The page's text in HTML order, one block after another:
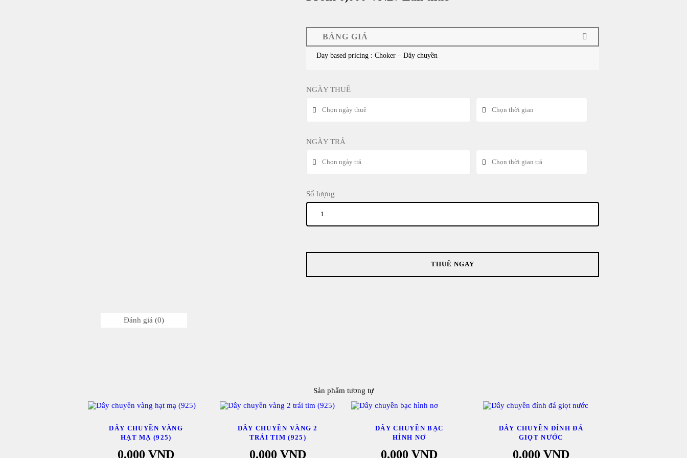
BẢNG GIÁ
Day based pricing : Choker – Dây chuyền
NGÀY THUÊ
NGÀY TRẢ
Số lượng
THUÊ NGAY
Đánh giá (0)
Sản phẩm tương tự
DÂY CHUYỀN VÀNG
HẠT MẠ (925)
0,000VND
DÂY CHUYỀN VÀNG 2
TRÁI TIM (925)
0,000 VND
DÂY CHUYỀN BẠC
HÌNH NƠ
0,000VND
DÂY CHUYỀN ĐÍNH ĐÁ
GIỌT NƯỚC
0,000 VND